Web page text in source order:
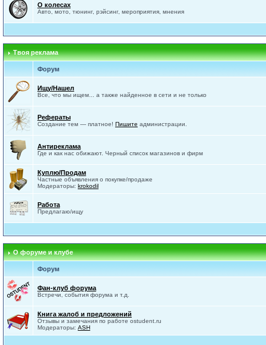
О колесах
Авто, мото, тюнинг, рэйсинг, мероприятия, мнения
Твоя реклама
Форум
Ищу/Нашел
Все, что мы ищем... а также найденное в сети и не только
Рефераты
Создание тем — платное! Пишите администрации.
Антиреклама
Где и как нас обижают. Черный список магазинов и фирм
Куплю/Продам
Частные объявления о покупке/продаже
Модераторы: krokodil
Работа
Предлагаю/ищу
О форуме и клубе
Форум
Фан-клуб форума
Встречи, события форума и т.д.
Книга жалоб и предложений
Отзывы и замечания по работе ostudent.ru
Модераторы: ASH